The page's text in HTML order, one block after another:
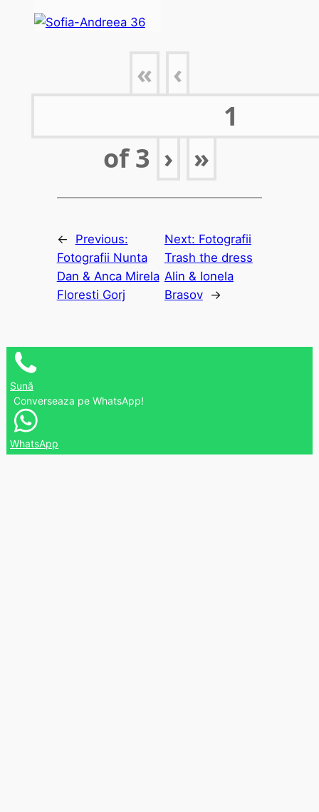
« ‹
of3 › »
←
Previous:
Fotografii Nunta
Dan & Anca Mirela
Floresti Gorj
Next: Fotografii
Trash the dress
Alin & Ionela
Brasov
→
Sună
Converseaza pe WhatsApp!
WhatsApp